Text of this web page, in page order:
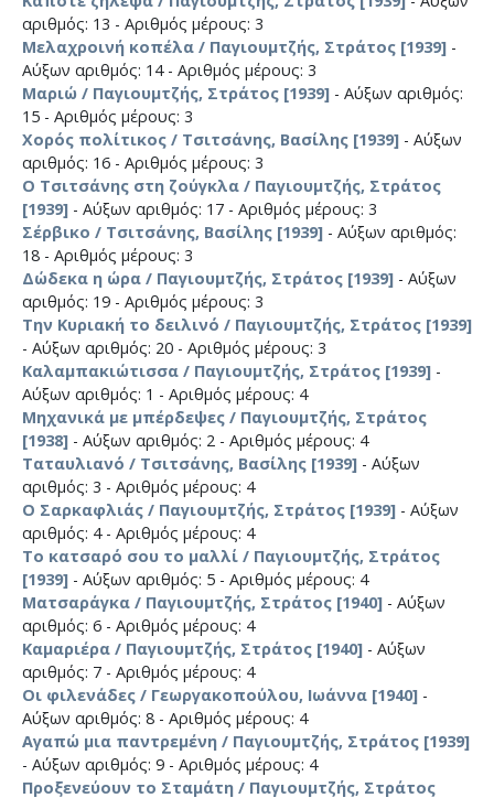
αριθμός: 13 - Αριθμός μέρους: 3
Μελαχροινή κοπέλα / Παγιουμτζής, Στράτος [1939] -
Αύξων αριθμός: 14 - Αριθμός μέρους: 3
Μαριώ / Παγιουμτζής, Στράτος [1939] - Αύξων αριθμός:
15 - Αριθμός μέρους: 3
Χορός πολίτικος / Τσιτσάνης, Βασίλης [1939] - Αύξων
αριθμός: 16 - Αριθμός μέρους: 3
Ο Τσιτσάνης στη ζούγκλα / Παγιουμτζής, Στράτος
[1939] - Αύξων αριθμός: 17 - Αριθμός μέρους: 3
Σέρβικο / Τσιτσάνης, Βασίλης [1939] - Αύξων αριθμός:
18 - Αριθμός μέρους: 3
Δώδεκα η ώρα / Παγιουμτζής, Στράτος [1939] - Αύξων
αριθμός: 19 - Αριθμός μέρους: 3
Την Κυριακή το δειλινό / Παγιουμτζής, Στράτος [1939]
- Αύξων αριθμός: 20 - Αριθμός μέρους: 3
Καλαμπακιώτισσα / Παγιουμτζής, Στράτος [1939] -
Αύξων αριθμός: 1 - Αριθμός μέρους: 4
Μηχανικά με μπέρδεψες / Παγιουμτζής, Στράτος
[1938] - Αύξων αριθμός: 2 - Αριθμός μέρους: 4
Ταταυλιανό / Τσιτσάνης, Βασίλης [1939] - Αύξων
αριθμός: 3 - Αριθμός μέρους: 4
Ο Σαρκαφλιάς / Παγιουμτζής, Στράτος [1939] - Αύξων
αριθμός: 4 - Αριθμός μέρους: 4
Το κατσαρό σου το μαλλί / Παγιουμτζής, Στράτος
[1939] - Αύξων αριθμός: 5 - Αριθμός μέρους: 4
Ματσαράγκα / Παγιουμτζής, Στράτος [1940] - Αύξων
αριθμός: 6 - Αριθμός μέρους: 4
Καμαριέρα / Παγιουμτζής, Στράτος [1940] - Αύξων
αριθμός: 7 - Αριθμός μέρους: 4
Οι φιλενάδες / Γεωργακοπούλου, Ιωάννα [1940] -
Αύξων αριθμός: 8 - Αριθμός μέρους: 4
Αγαπώ μια παντρεμένη / Παγιουμτζής, Στράτος [1939]
- Αύξων αριθμός: 9 - Αριθμός μέρους: 4
Προξενεύουν το Σταμάτη / Παγιουμτζής, Στράτος